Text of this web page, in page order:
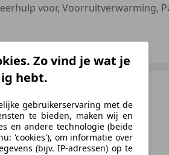
19.895
Zo vind je wat je
hebt.
gebruikerservaring met de
te bieden, maken wij en
en andere technologie (beide
'cookies'), om informatie over
(bijv. IP-adressen) op te